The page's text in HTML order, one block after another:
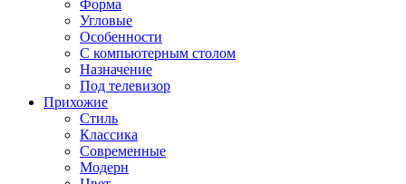
Форма
Угловые
Особенности
С компьютерным столом
Назначение
Под телевизор
Прихожие
Стиль
Классика
Современные
Модерн